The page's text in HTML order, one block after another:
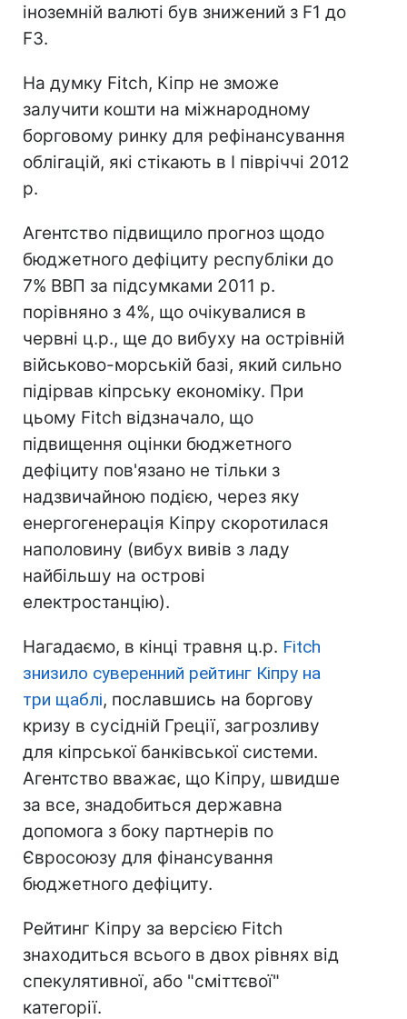
іноземній валюті був знижений з F1 до
F3.
На думку Fitch, Кіпр не зможе
залучити кошти на міжнародному
борговому ринку для рефінансування
облігацій, які стікають в I півріччі 2012
р.
Агентство підвищило прогноз щодо
бюджетного дефіциту республіки до
7% ВВП за підсумками 2011 р.
порівняно з 4%, що очікувалися в
червні ц.р., ще до вибуху на острівній
військово-морській базі, який сильно
підірвав кіпрську економіку. При
цьому Fitch відзначало, що
підвищення оцінки бюджетного
дефіциту пов'язано не тільки з
надзвичайною подією, через яку
енергогенерація Кіпру скоротилася
наполовину (вибух вивів з ладу
найбільшу на острові
електростанцію).
Нагадаємо, в кінці травня ц.р. Fitch
знизило суверенний рейтинг Кіпру на
три щаблі, пославшись на боргову
кризу в сусідній Греції, загрозливу
для кіпрської банківської системи.
Агентство вважає, що Кіпру, швидше
за все, знадобиться державна
допомога з боку партнерів по
Євросоюзу для фінансування
бюджетного дефіциту.
Рейтинг Кіпру за версією Fitch
знаходиться всього в двох рівнях від
спекулятивної, або "сміттєвої"
категорії.